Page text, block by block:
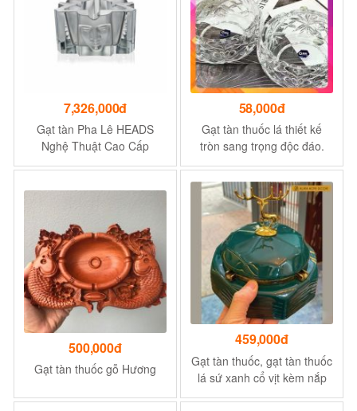
7,326,000đ
Gạt tàn Pha Lê HEADS
Nghệ Thuật Cao Cấp
Halama FH 1662 CRYSTAL
58,000đ
Gạt tàn thuốc lá thiết kế
tròn sang trọng độc đáo.
Chất liệu thủy tinh DÀY cao
cấp cam kết như hình LOAI
DEP
500,000đ
Gạt tàn thuốc gỗ Hương
459,000đ
Gạt tàn thuốc, gạt tàn thuốc
lá sứ xanh cổ vịt kèm nắp
hươu phong cách Bắc Âu -